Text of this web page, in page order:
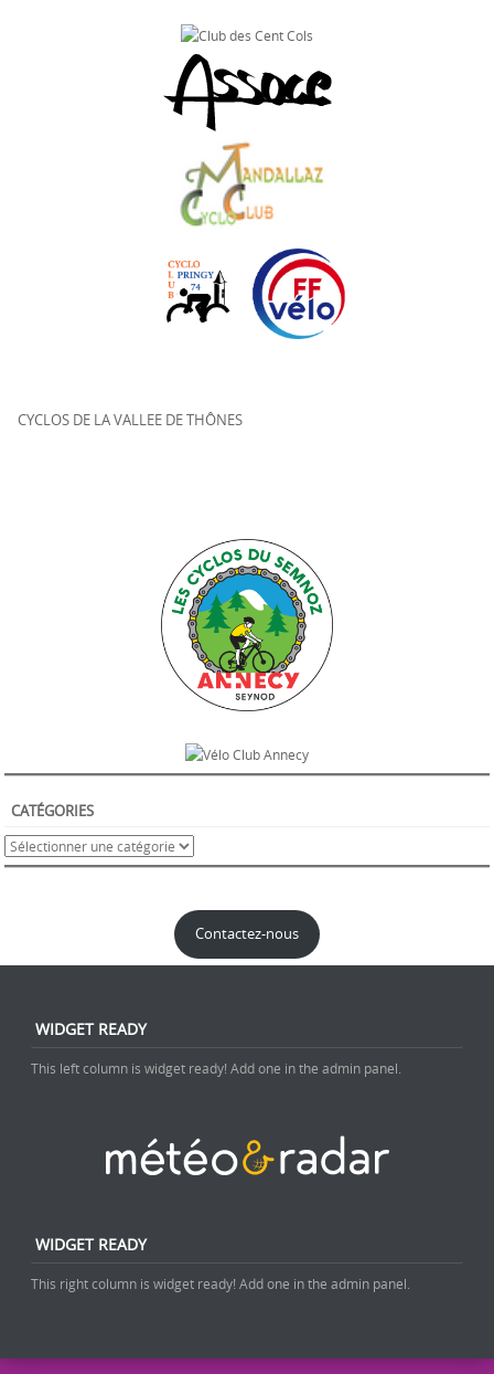
CYCLOS DE LA VALLEE DE THÔNES
CATÉGORIES
Contactez-nous
WIDGET READY
This left column is widget ready! Add one in the admin panel.
WIDGET READY
This right column is widget ready! Add one in the admin panel.